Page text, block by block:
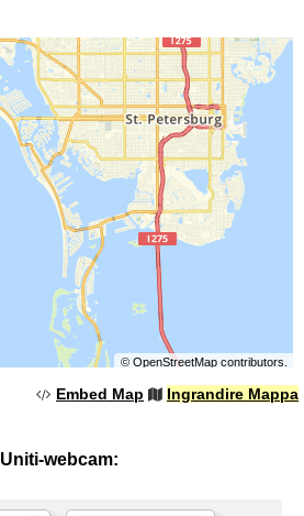
© OpenStreetMapcontributors.
Embed Map Ingrandire Mappa
webcam: